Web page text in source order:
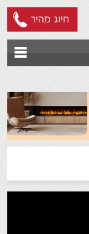
חיוג מהיר